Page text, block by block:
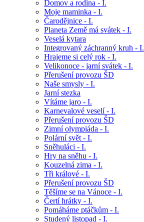
Domov a rodina - I.
Moje maminka - I.
Čarodějnice - I.
Planeta Země má svátek - I.
Veselá kytara
Integrovaný záchranný kruh - I.
Hrajeme si celý rok - I.
Velikonoce - jarní svátek - I.
Přerušení provozu ŠD
Naše smysly - I.
Jarní stezka
Vítáme jaro - I.
Karnevalové veselí - I.
Přerušení provozu ŠD
Zimní olympiáda - I.
Polární svět - I.
Sněhuláci - I.
Hry na sněhu - I.
Kouzelná zima - I.
Tři králové - I.
Přerušení provozu ŠD
Těšíme se na Vánoce - I.
Čertí hrátky - I.
Pomáháme ptáčkům - I.
Studený listopad - I.